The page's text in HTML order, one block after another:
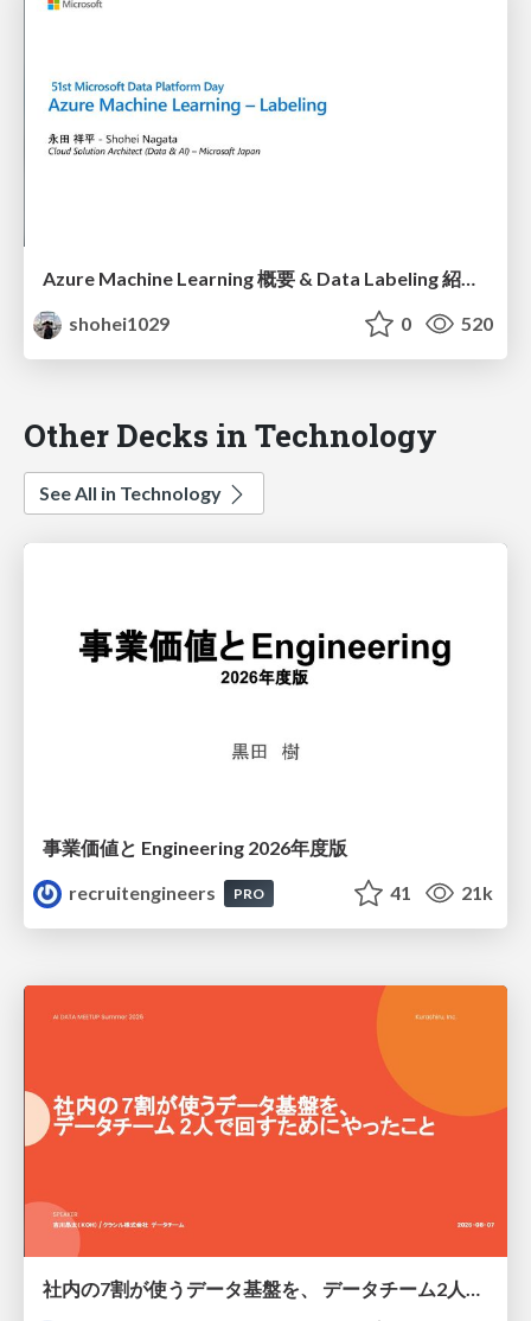
Azure Machine Learning 概要 & Data Labeling 紹介 - 51st Microsoft Data Platform Day
shohei1029
0 520
Other Decks in Technology
See All in Technology
事業価値と Engineering 2026年度版
recruitengineers
PRO 41 21k
社内の7割が使うデータ基盤を、 データチーム2人で回すためにやったこと